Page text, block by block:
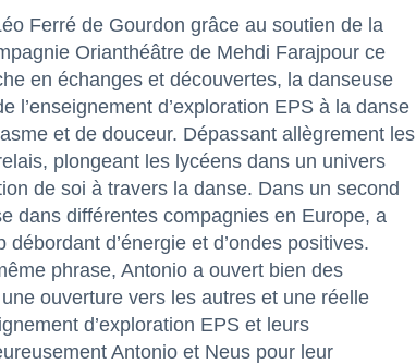
Ferré de Gourdon grâce au soutien de la
Orianthéâtre de Mehdi Farajpour ce
en échanges et découvertes, la danseuse
l’enseignement d’exploration EPS à la danse
et de douceur. Dépassant allègrement les
plongeant les lycéens dans un univers
de soi à travers la danse. Dans un second
dans différentes compagnies en Europe, a
d’énergie et d’ondes positives.
phrase, Antonio a ouvert bien des
ouverture vers les autres et une réelle
d’exploration EPS et leurs
Antonio et Neus pour leur